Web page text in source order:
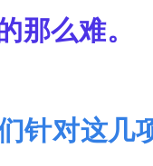
那么难。
针对这几